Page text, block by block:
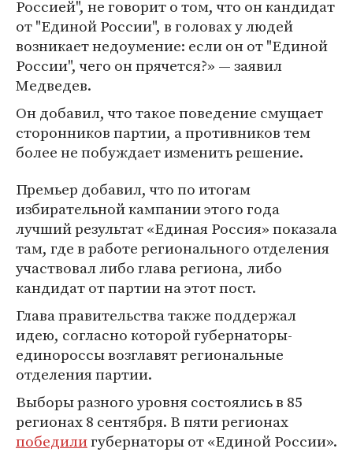
Россией", не говорит о том, что он кандидат
от "Единой России", в головах у людей
возникает недоумение: если он от "Единой
России", чего он прячется?» — заявил
Медведев.
Он добавил, что такое поведение смущает
сторонников партии, а противников тем
более не побуждает изменить решение.
Премьер добавил, что по итогам
избирательной кампании этого года
лучший результат «Единая Россия» показала
там, где в работе регионального отделения
участвовал либо глава региона, либо
кандидат от партии на этот пост.
Глава правительства также поддержал
идею, согласно которой губернаторы-
единороссы возглавят региональные
отделения партии.
Выборы разного уровня состоялись в 85
регионах 8 сентября. В пяти регионах
победилигубернаторы от «Единой России».